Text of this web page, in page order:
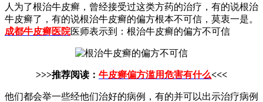
人为了根治牛皮癣，曾经接受过这类方药的治疗，有的说根治
牛皮癣了，有的说根治牛皮癣的偏方根本不可信，莫衷一是。
成都牛皮癣医院医师表示到：根治牛皮癣的偏方不可信
>>>推荐阅读： 牛皮癣偏方滥用危害有什么<<<
他们都会举一些经他们治好的病例，有的并可以出示治疗病例